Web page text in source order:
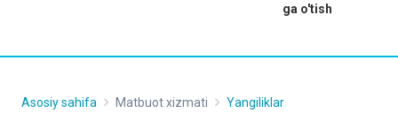
ga o'tish
Asosiy sahifa Matbuot xizmati Yangiliklar